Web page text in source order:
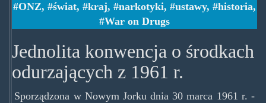
ONZ, świat, kraj, narkotyki, ustawy, historia,
War on Drugs
Jednolita konwencja o środkach
odurzających z 1961 r.
Sporządzona w Nowym Jorku dnia 30 marca 1961 r. -